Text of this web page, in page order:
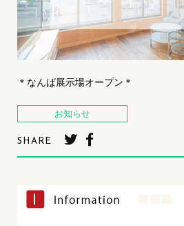
＊なんば展示場オープン＊
お知らせ
SHARE